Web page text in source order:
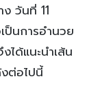
วันที่ 11
ป็นการอำนวย
ได้แนะนำเส้น
ต่อไปนี้